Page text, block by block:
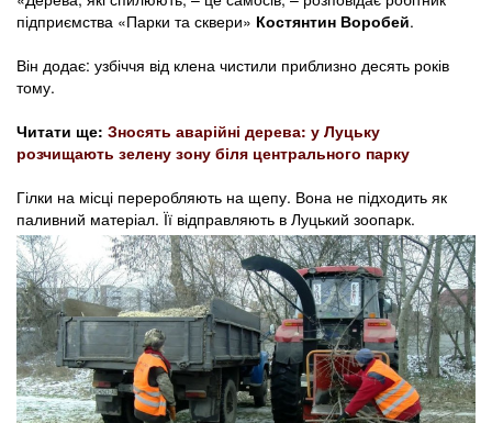
підприємства «Парки та сквери» Костянтин Воробей.
Він додає: узбіччя від клена чистили приблизно десять років
тому.
Читати ще: Зносять аварійні дерева: у Луцьку
розчищають зелену зону біля центрального парку
Гілки на місці переробляють на щепу. Вона не підходить як
паливний матеріал. Її відправляють в Луцький зоопарк.